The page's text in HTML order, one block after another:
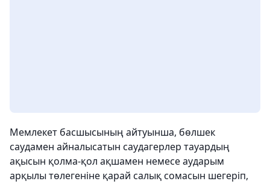
Мемлекет басшысының айтуынша, бөлшек
саудамен айналысатын саудагерлер тауардың
ақысын қолма-қол ақшамен немесе аударым
арқылы төлегеніне қарай салық сомасын шегеріп,